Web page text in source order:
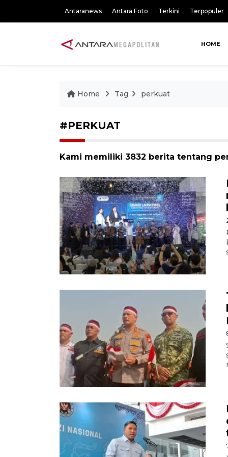
Antaranews Antara Foto Terkini Terpopuler
HOME
Home Tag perkuat
#PERKUAT
Kami memiliki 3832 berita tentang